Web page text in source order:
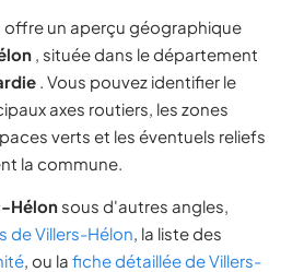
offre un aperçu géographique
, située dans le département
. Vous pouvez identifier le
axes routiers, les zones
verts et les éventuels reliefs
la commune.
Hélon sous d'autres angles,
de Villers-Hélon, la liste des
, ou la fiche détaillée de Villers-